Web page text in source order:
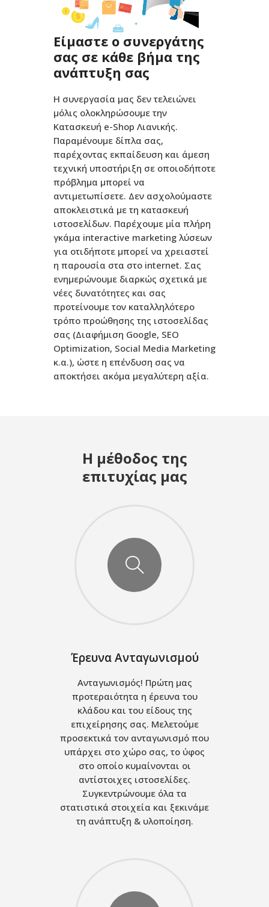
Είμαστε ο συνεργάτης
σας σε κάθε βήμα της
ανάπτυξη σας
Η συνεργασία μας δεν τελειώνει
μόλις ολοκληρώσουμε την
Κατασκευή e-Shop Λιανικής.
Παραμένουμε δίπλα σας,
παρέχοντας εκπαίδευση και άμεση
τεχνική υποστήριξη σε οποιοδήποτε
πρόβλημα μπορεί να
αντιμετωπίσετε. Δεν ασχολούμαστε
αποκλειστικά με τη κατασκευή
ιστοσελίδων. Παρέχουμε μία πλήρη
γκάμα interactive marketing λύσεων
για οτιδήποτε μπορεί να χρειαστεί
η παρουσία στα στο internet. Σας
ενημερώνουμε διαρκώς σχετικά με
νέες δυνατότητες και σας
προτείνουμε τον καταλληλότερο
τρόπο προώθησης της ιστοσελίδας
σας (Διαφήμιση Google, SEO
Optimization, Social Media Marketing
κ.α.), ώστε η επένδυση σας να
αποκτήσει ακόμα μεγαλύτερη αξία.
Η μέθοδος της
επιτυχίας μας
Έρευνα Ανταγωνισμού
Ανταγωνισμός! Πρώτη μας
προτεραιότητα η έρευνα του
κλάδου και του είδους της
επιχείρησης σας. Μελετούμε
προσεκτικά τον ανταγωνισμό που
υπάρχει στο χώρο σας, το ύφος
στο οποίο κυμαίνονται οι
αντίστοιχες ιστοσελίδες.
Συγκεντρώνουμε όλα τα
στατιστικά στοιχεία και ξεκινάμε
τη ανάπτυξη & υλοποίηση.